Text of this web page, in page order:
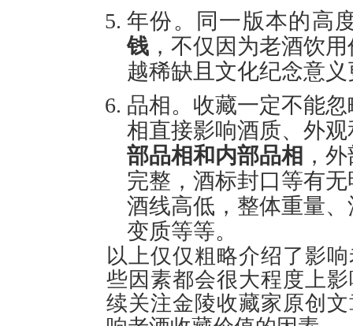
年份。同一版本的高
钱 ，不仅因为老酒饮
越稀缺且文化纪念意
品相。收藏一定不能
相直接影响酒质、外
部品相和内部品相 ，
完整，酒标封口等有
酒线高低，整体重量
变质等等。
以上仅仅粗略介绍了影
些因素都会很大程度上
续关注金陵收藏家原创